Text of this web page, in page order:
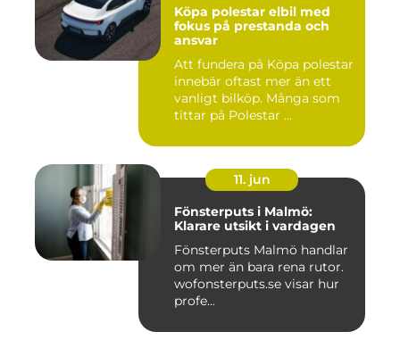
Köpa polestar elbil med
fokus på prestanda och
ansvar
Att fundera på Köpa polestar
innebär oftast mer än ett
vanligt bilköp. Många som
tittar på Polestar ...
11. jun
Fönsterputs i Malmö:
Klarare utsikt i vardagen
Fönsterputs Malmö handlar
om mer än bara rena rutor.
wofonsterputs.se visar hur
profe...